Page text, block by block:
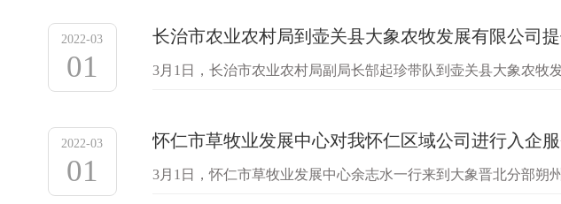
2022-03
01
长治市农业农村局到壶关县大象农牧发展有限公司
3月1日，长治市农业农村局副局长郜起珍带队到壶关县大象农
2022-03
01
怀仁市草牧业发展中心对我怀仁区域公司进行入企
3月1日，怀仁市草牧业发展中心余志水一行来到大象晋北分部